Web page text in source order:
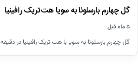
گل چهارم بارسلونا به سویا هت‌تریک رافینیا
۵ ماه قبل
گل چهارم بارسلونا به سویا با هت تریک رافینیا در دقیقه 51